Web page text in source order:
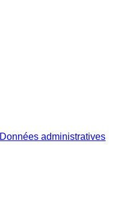
Données administratives